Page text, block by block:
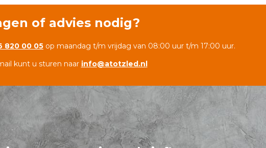
of advies nodig?
820 00 05 op maandag t/m vrijdag van 08:00 uur t/m 17:00 uur.
kunt u sturen naar info@atotzled.nl